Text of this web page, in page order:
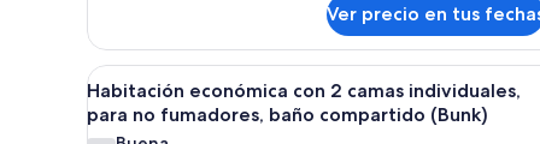
Bldg)
estándar,
para
no
fumadores,
baño
Ver precio en tus
Ver
todas
las
Cubrecamas, cortinas
6
Habitación económica con 2 camas individuales,
para no fumadores, baño compartido (Bunk)